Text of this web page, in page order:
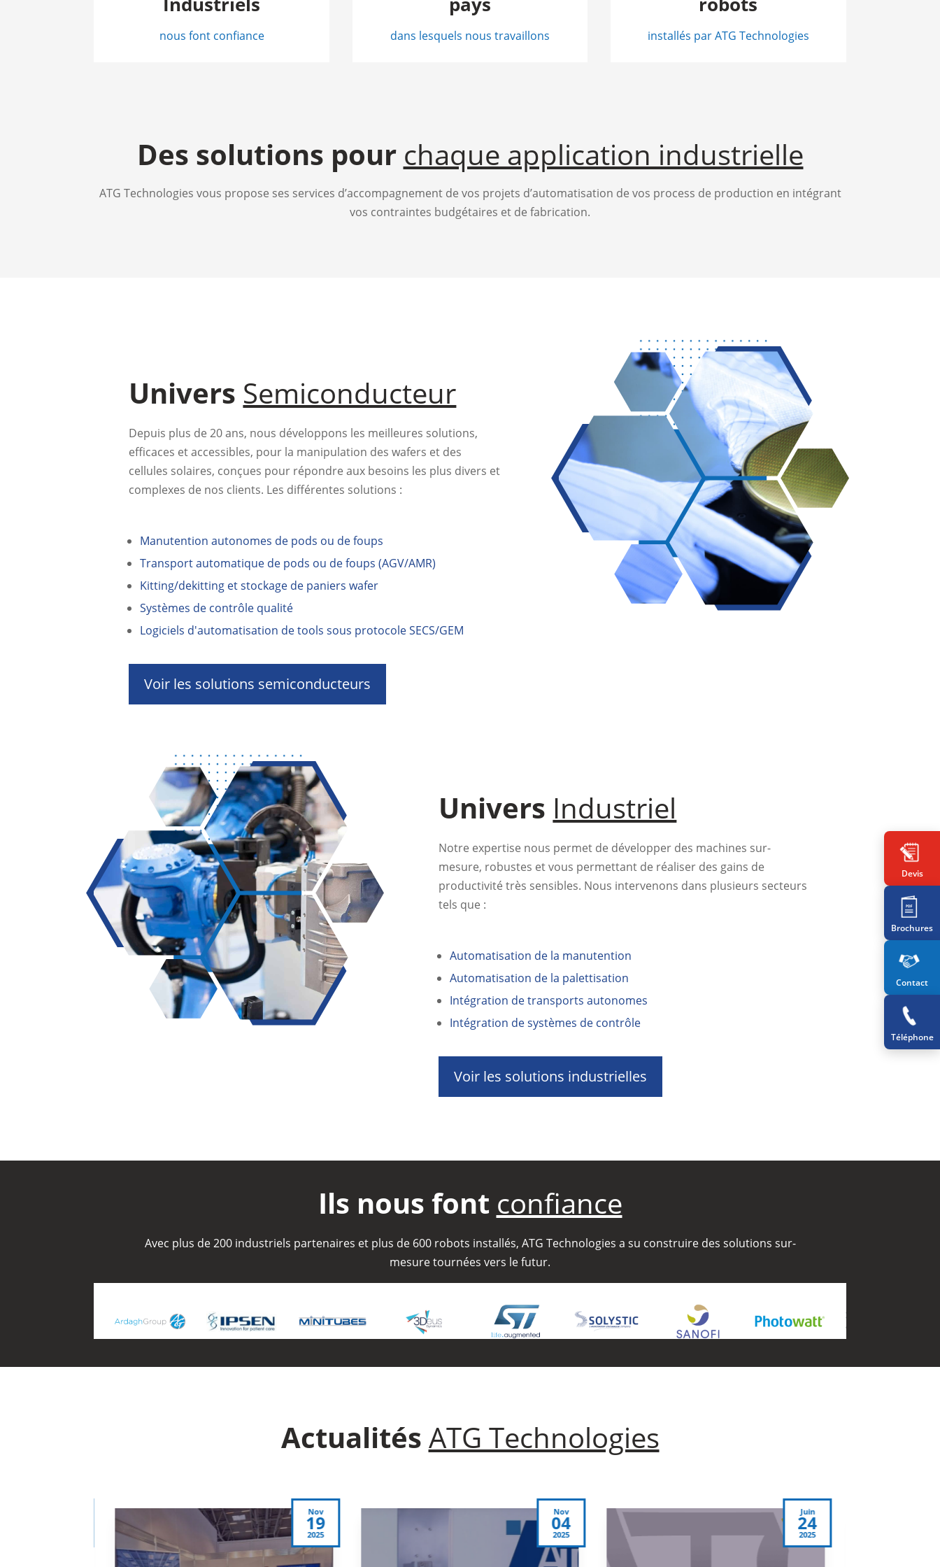
nous font confiance dans lesquels nous travaillons installés par ATG Technologies
Des solutions pour chaque application industrielle
ATG Technologies vous propose ses services d’accompagnement de vos projets d’automatisation de vos process de production en intégrant
vos contraintes budgétaires et de fabrication.
Univers Semiconducteur
Depuis plus de 20 ans, nous développons les meilleures solutions,
efficaces et accessibles, pour la manipulation des wafers et des
cellules solaires, conçues pour répondre aux besoins les plus divers et
complexes de nos clients. Les différentes solutions :
Manutention autonomes de pods ou de foups
Transport automatique de pods ou de foups (AGV/AMR)
Kitting/dekitting et stockage de paniers wafer
Systèmes de contrôle qualité
Logiciels d'automatisation de tools sous protocole SECS/GEM
Voir les solutions semiconducteurs
Univers Industriel
Notre expertise nous permet de développer des machines sur-
mesure, robustes et vous permettant de réaliser des gains de
productivité très sensibles. Nous intervenons dans plusieurs secteurs
tels que :
Automatisation de la manutention
Automatisation de la palettisation
Intégration de transports autonomes
Intégration de systèmes de contrôle
Voir les solutions industrielles
Ils nous font confiance
Avec plus de 200 industriels partenaires et plus de 600 robots installés, ATG Technologies a su construire des solutions sur-
mesure tournées vers le futur.
Actualités ATG Technologies
Nov
04
2025
Juin
24
2025
Juin
17
2025
Devis
Brochures
Contact
Téléphone